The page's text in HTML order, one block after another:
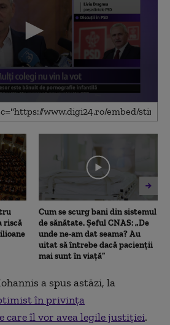
riscă
Cum se scurg bani din sistemul
de sănătate. Șeful CNAS: „De
unde ne-am dat seama? Au
uitat să întrebe dacă pacienții
mai sunt în viață”
a spus astăzi, la
în privința
care îl vor avea legile justiției.